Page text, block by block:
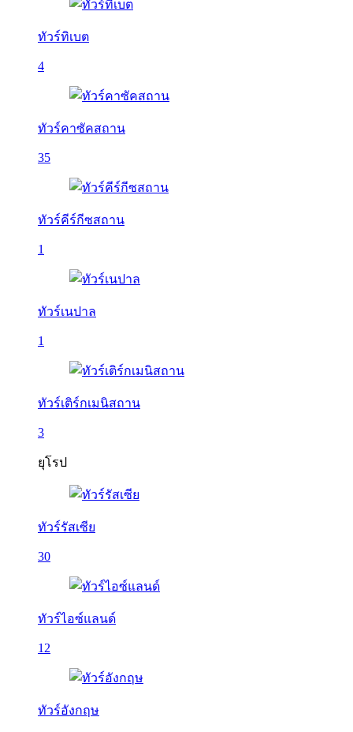
ทัวร์ทิเบต
4
ทัวร์คาซัคสถาน
35
ทัวร์คีร์กีซสถาน
1
ทัวร์เนปาล
1
ทัวร์เติร์กเมนิสถาน
3
ยุโรป
ทัวร์รัสเซีย
30
ทัวร์ไอซ์แลนด์
12
ทัวร์อังกฤษ